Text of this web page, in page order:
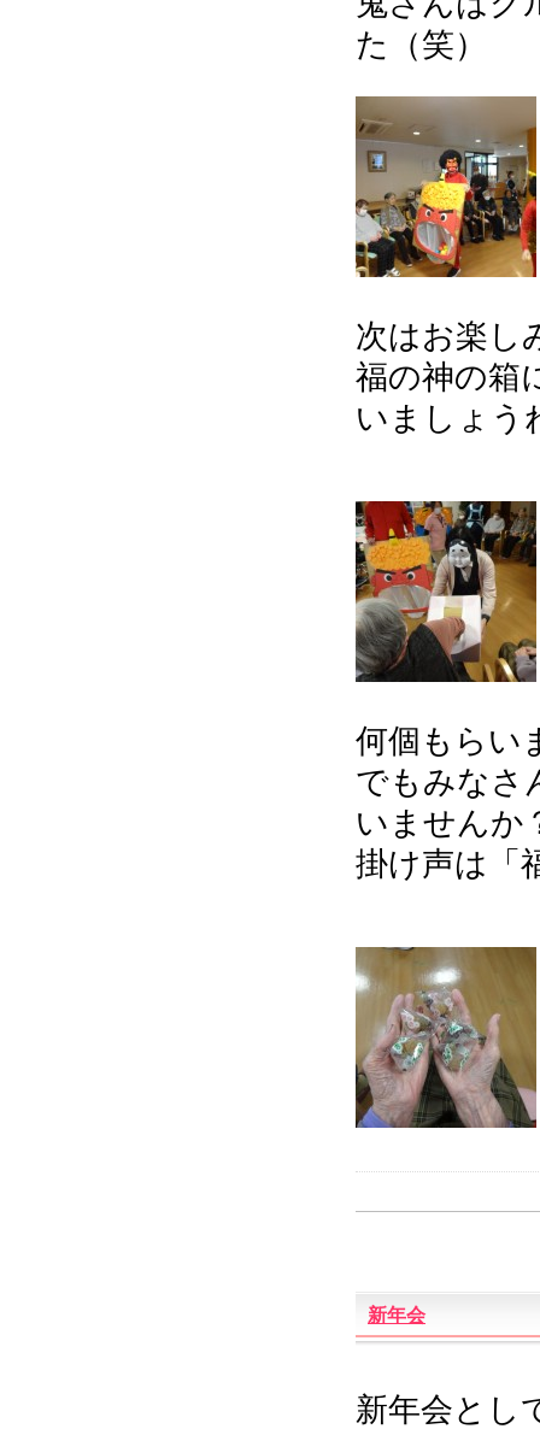
た（笑）
次はお楽し
福の神の箱
いましょう
何個もら
でもみなさ
いませんか
掛け声は
新年会
新年会とし